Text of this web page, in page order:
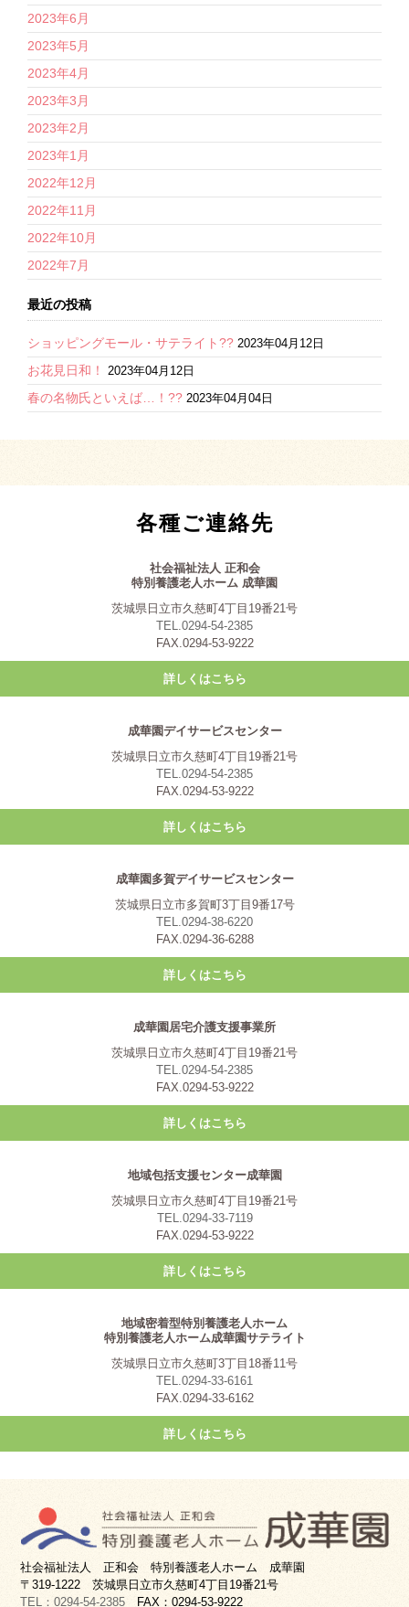
2023年6月
2023年5月
2023年4月
2023年3月
2023年2月
2023年1月
2022年12月
2022年11月
2022年10月
2022年7月
最近の投稿
ショッピングモール・サテライト?? 2023年04月12日
お花見日和！ 2023年04月12日
春の名物氏といえば…！?? 2023年04月04日
各種ご連絡先
社会福祉法人 正和会
特別養護老人ホーム 成華園
茨城県日立市久慈町4丁目19番21号
TEL.0294-54-2385
FAX.0294-53-9222
詳しくはこちら
成華園デイサービスセンター
茨城県日立市久慈町4丁目19番21号
TEL.0294-54-2385
FAX.0294-53-9222
詳しくはこちら
成華園多賀デイサービスセンター
茨城県日立市多賀町3丁目9番17号
TEL.0294-38-6220
FAX.0294-36-6288
詳しくはこちら
成華園居宅介護支援事業所
茨城県日立市久慈町4丁目19番21号
TEL.0294-54-2385
FAX.0294-53-9222
詳しくはこちら
地域包括支援センター成華園
茨城県日立市久慈町4丁目19番21号
TEL.0294-33-7119
FAX.0294-53-9222
詳しくはこちら
地域密着型特別養護老人ホーム
特別養護老人ホーム成華園サテライト
茨城県日立市久慈町3丁目18番11号
TEL.0294-33-6161
FAX.0294-33-6162
詳しくはこちら
社会福祉法人 正和会 特別養護老人ホーム 成華園
〒319-1222 茨城県日立市久慈町4丁目19番21号
TEL：0294-54-2385 FAX：0294-53-9222